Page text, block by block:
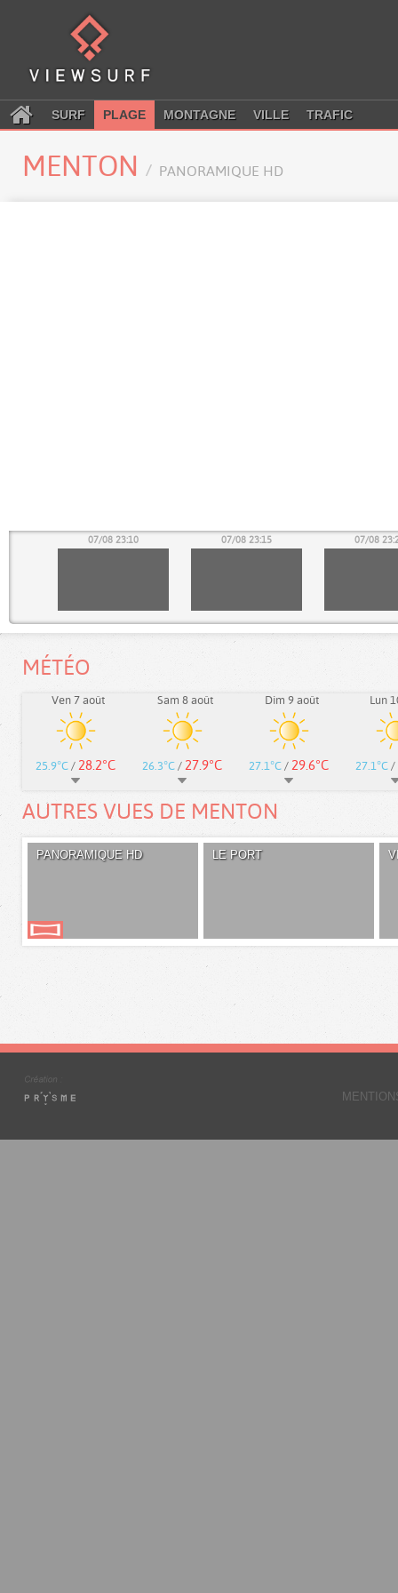
SURF PLAGE MONTAGNE VILLE TRAFIC
MENTON PANORAMIQUE HD
07/08 23:10 07/08 23:15 07/08
MÉTÉO
Ven 7 août
25.9°C / 28.2°C
Sam 8 août
26.3°C / 27.9°C
Dim 9 août
27.1°C / 29.6°C
Lun
27.1°C /
AUTRES VUES DE MENTON
PANORAMIQUE HD LE PORT